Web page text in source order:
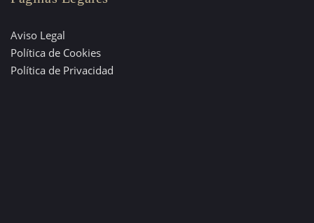
Aviso Legal
Política de Cookies
Política de Privacidad